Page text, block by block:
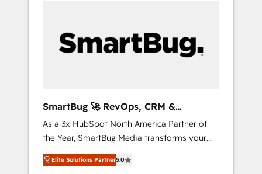
PMOとして主導。「設定の代行ではなく、設計
の責任」を引き受け、部門横断の統合・浸透・
Hubで一体提供。 ▸ 既存CRM・MAからの移行
支援：Salesforce・Marketo・Pardot等からの
移行、カスタム設計、履歴データ移行と活用設
計まで。 ▸ AEO対応：ChatGPT・Perplexity等
のAI検索からの流入・引用を前提にコンテンツ
and Story to stop "accelerating a mess." ⚙️
Elite Engineering & AI Scalable Architecture:
agents, and high-integrity migrations for total
reporting clarity. Security & Compliance: SOC
2 Type I and HIPAA attested for enterprise-
grade data security. 🏆 Why Bluleadz? GTM
OS Partner | 16+ Years Experience | 1,000+
SmartBug 🚀 RevOps, CRM &
Integration Experts
As a 3x HubSpot North America Partner of
the Year, SmartBug Media transforms your
customer lifecycle into a revenue engine. Our
unified ecosystem includes specialized
Elite Solutions Partner5.0